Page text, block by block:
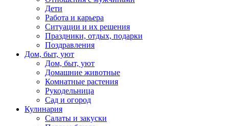
Дети
Работа и карьера
Ситуации и их решения
Праздники, отдых, подарки
Поздравления
Дом, быт, уют
Дом, быт, уют
Домашние животные
Комнатные растения
Рукодельница
Сад и огород
Кулинария
Салаты и закуски